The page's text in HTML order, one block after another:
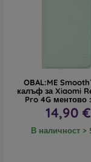
OBAL:ME
калъф за Xiaomi
Pro 4G ментово
14,90 €
В наличност >